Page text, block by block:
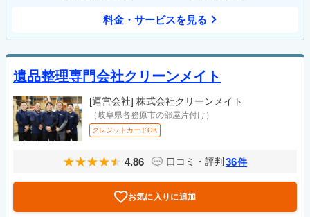
料金・サービスを見る
遺品整理専門会社クリーンメイト
[運営会社] 株式会社クリーンメイト
（岐阜県各務原市の部屋片付け）
クレジットカードOK
4.86 口コミ・評判 36件
お気に入りに追加